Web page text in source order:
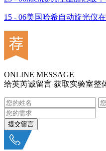
15 - 06美国哈希自动旋光仪
ONLINE MESSAGE
给英芮诚留言 获取实验室整